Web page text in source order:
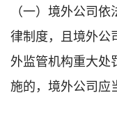
（一）境外公司
律制度，且境外公
外监管机构重大处
施的，境外公司应